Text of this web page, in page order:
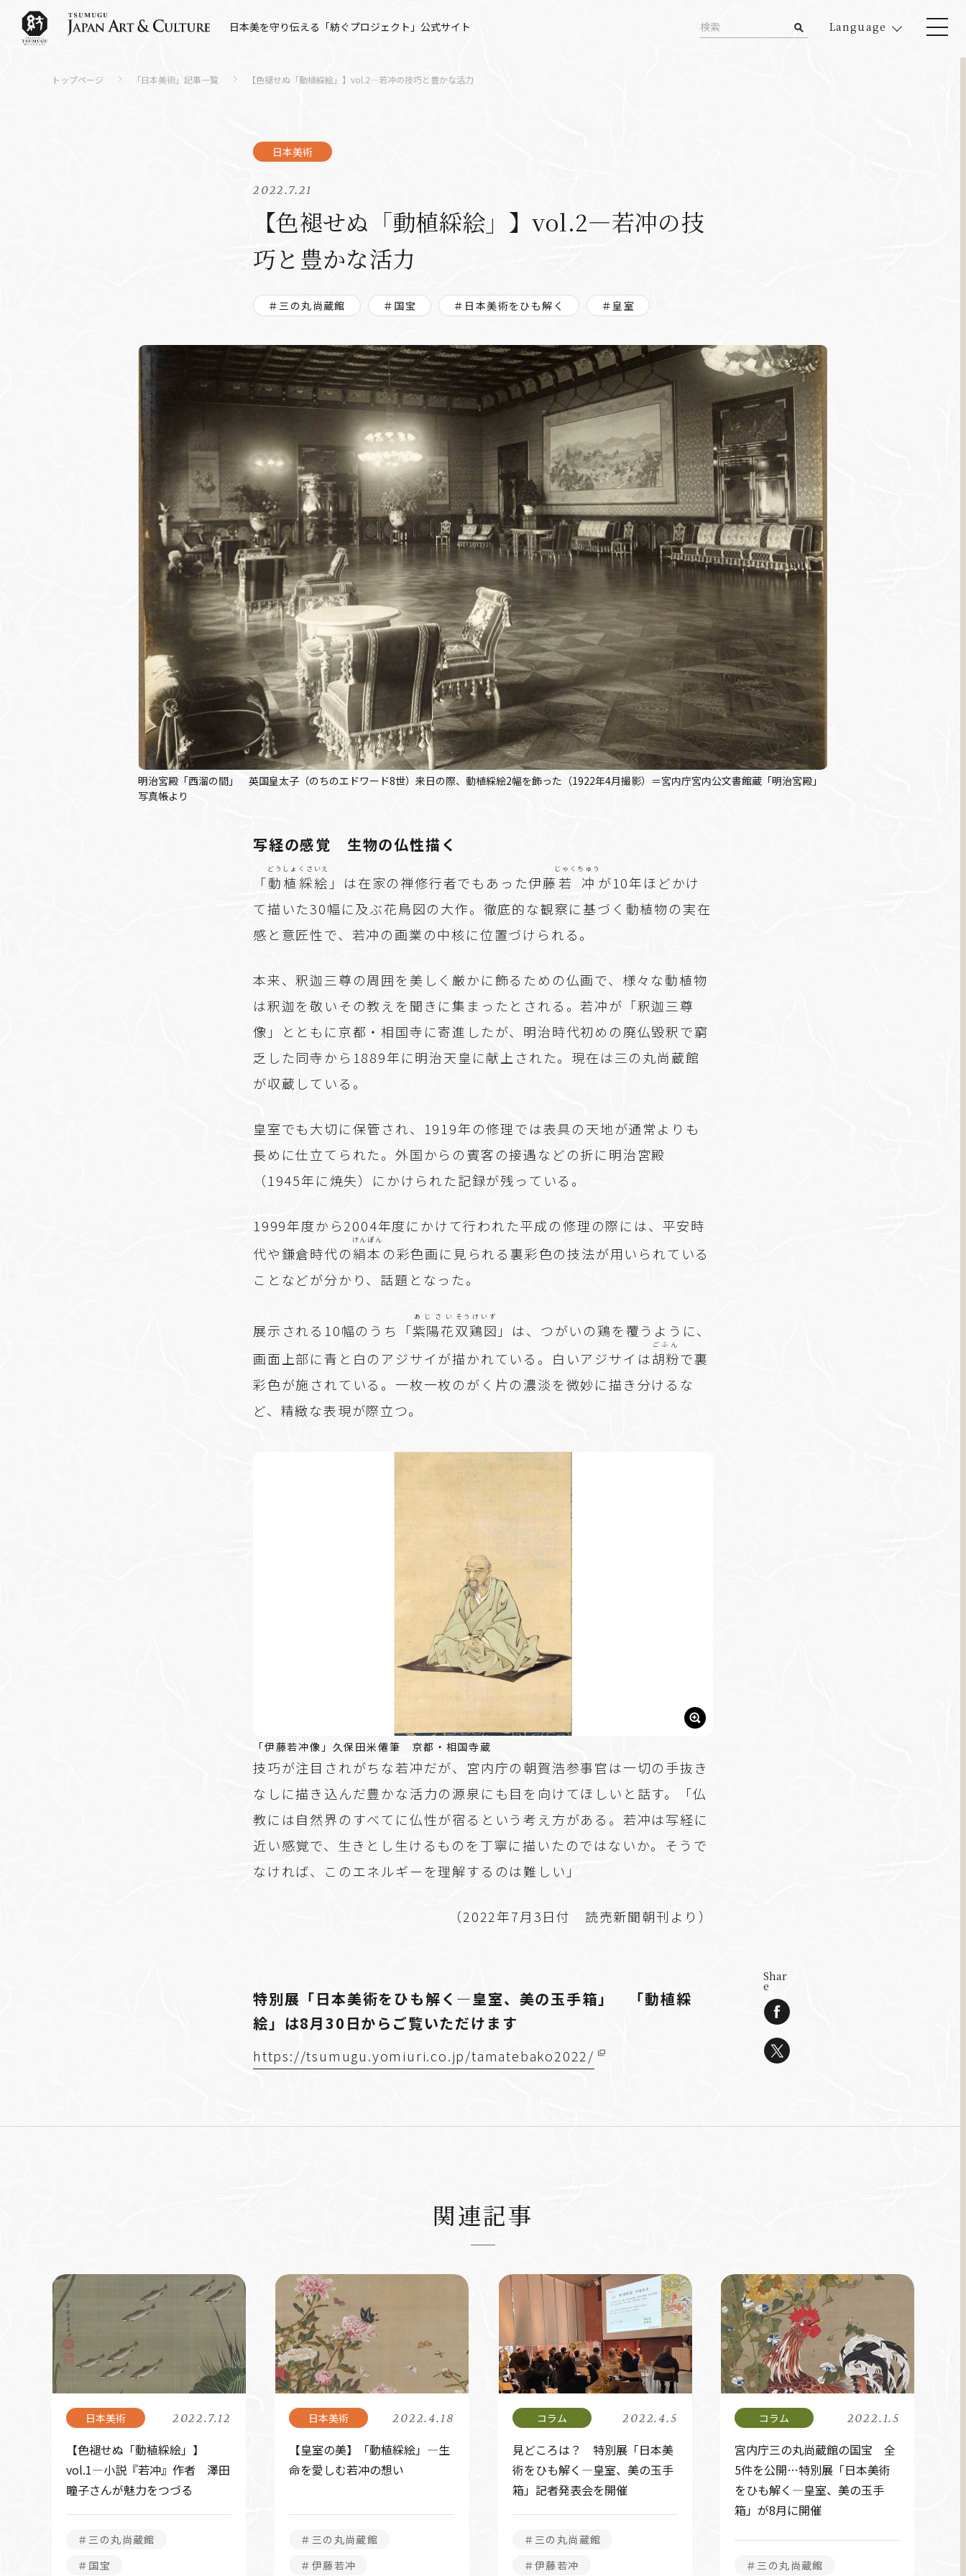
日本美を守り伝える「紡ぐプロジェクト」公式サイト Language
トップページ 「日本美術」記事一覧 【色褪せぬ「動植綵絵」】vol.2―若冲の技巧と豊かな活力
2022.7.21
【色褪せぬ「動植綵絵」】vol.2―若冲の技
巧と豊かな活力
＃三の丸尚蔵館 ＃国宝 ＃日本美術をひも解く ＃皇室
明治宮殿「西溜の間」 英国皇太子（のちのエドワード8世）来日の際、動植綵絵2幅を飾った（1922年4月撮影）＝宮内庁宮内公文書館蔵「明治宮殿」
写真帳より
写経の感覚 生物の仏性描く
「動植綵絵
どうしょくさいえ
」は在家の禅修行者でもあった伊藤 若冲
じゃくちゅう
が10年ほどかけ
て描いた30幅に及ぶ花鳥図の大作。徹底的な観察に基づく動植物の実在
感と意匠性で、若冲の画業の中核に位置づけられる。
本来、釈迦三尊の周囲を美しく厳かに飾るための仏画で、様々な動植物
は釈迦を敬いその教えを聞きに集まったとされる。若冲が「釈迦三尊
像」とともに京都・相国寺に寄進したが、明治時代初めの廃仏毀釈で窮
乏した同寺から1889年に明治天皇に献上された。現在は三の丸尚蔵館
が収蔵している。
皇室でも大切に保管され、1919年の修理では表具の天地が通常よりも
長めに仕立てられた。外国からの賓客の接遇などの折に明治宮殿
（1945年に焼失）にかけられた記録が残っている。
1999年度から2004年度にかけて行われた平成の修理の際には、平安時
代や鎌倉時代の絹本
けんぽん
の彩色画に見られる裏彩色の技法が用いられている
ことなどが分かり、話題となった。
展示される10幅のうち「紫陽花
あじさい
双鶏図
そうけいず
」は、つがいの鶏を覆うように、
画面上部に青と白のアジサイが描かれている。白いアジサイは胡粉
ごふん
で裏
彩色が施されている。一枚一枚のがく片の濃淡を微妙に描き分けるな
ど、精緻な表現が際立つ。
「伊藤若冲像」久保田米僊筆 京都・相国寺蔵
技巧が注目されがちな若冲だが、宮内庁の朝賀浩参事官は一切の手抜き
なしに描き込んだ豊かな活力の源泉にも目を向けてほしいと話す。「仏
教には自然界のすべてに仏性が宿るという考え方がある。若冲は写経に
近い感覚で、生きとし生けるものを丁寧に描いたのではないか。そうで
なければ、このエネルギーを理解するのは難しい」
（2022年7月3日付 読売新聞朝刊より）
特別展「日本美術をひも解く―皇室、美の玉手箱」 「動植綵
絵」は8月30日からご覧いただけます
https://tsumugu.yomiuri.co.jp/tamatebako2022/
Shar
e
関連記事
2022.7.12
【色褪せぬ「動植綵絵」】
vol.1―小説『若冲』作者 澤田
瞳子さんが魅力をつづる
＃三の丸尚蔵館
＃国宝
2022.4.18
【皇室の美】「動植綵絵」―生
命を愛しむ若冲の想い
＃三の丸尚蔵館
＃伊藤若冲
2022.4.5
見どころは？ 特別展「日本美
術をひも解く―皇室、美の玉手
箱」記者発表会を開催
＃三の丸尚蔵館
＃伊藤若冲
2022.1.5
宮内庁三の丸尚蔵館の国宝 全
5件を公開…特別展「日本美術
をひも解く―皇室、美の玉手
箱」が8月に開催
＃三の丸尚蔵館